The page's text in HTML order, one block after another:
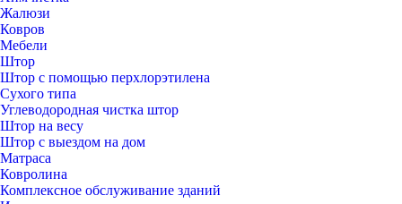
Жалюзи
Ковров
Мебели
Штор
Штор с помощью перхлорэтилена
Сухого типа
Углеводородная чистка штор
Штор на весу
Штор с выездом на дом
Матраса
Ковролина
Комплексное обслуживание зданий